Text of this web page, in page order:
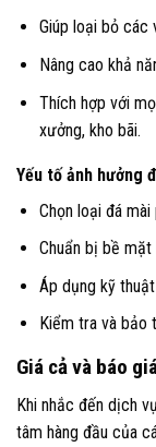
Giúp loại bỏ các
Nâng cao khả
Thích hợp với
xưởng, kho bãi.
Yếu tố ảnh hưởng
Chọn loại đá
Chuẩn bị bề
Áp dụng kỹ
Kiểm tra và bảo
Giá cả và báo
Khi nhắc đến dịch vụ
tâm hàng đầu của